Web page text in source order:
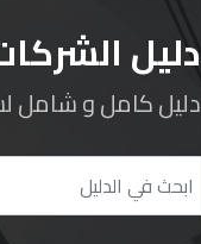
دليل
دليل كامل و شامل